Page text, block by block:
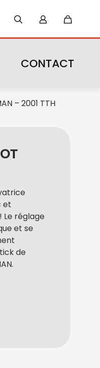
CONTACT
– 2001 TTH
et
réglage
et se
de